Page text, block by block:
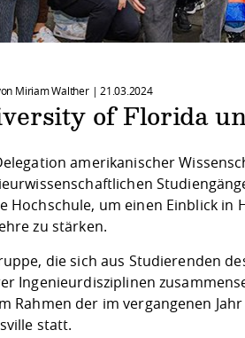
Miriam Walther | 21.03.2024
of Florida
amerikanischer
Hochschule, um einen Einblick
zu stärken.
die sich aus Studierenden
Ingenieurdisziplinen
Rahmen der im vergangenen
statt.